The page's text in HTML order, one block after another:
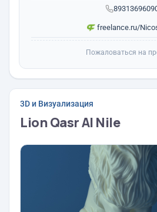
freelance.ru/
Пожаловаться на
3D и Визуализация
Lion Qasr Al Nile